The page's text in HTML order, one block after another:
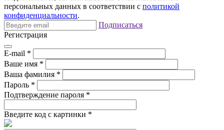
персональных данных в соответствии с политикой
конфиденциальности.
Подписаться
Регистрация
E-mail *
Ваше имя *
Ваша фамилия *
Пароль *
Подтверждение пароля *
Введите код с картинки *